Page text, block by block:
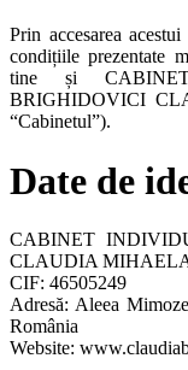
Prin accesarea
condițiile prezentate
tine și
BRIGHIDOVICI
“Cabinetul”).
Date de
CABINET
CLAUDIA
CIF: 46505249
Adresă: Aleea
România
Website: